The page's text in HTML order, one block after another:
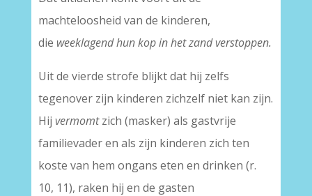
machteloosheid van de kinderen,
die weeklagend hun kop in het zand verstoppen.
Uit de vierde strofe blijkt dat hij zelfs
tegenover zijn kinderen zichzelf niet kan zijn.
Hij vermomtzich (masker) als gastvrije
familievader en als zijn kinderen zich ten
koste van hem ongans eten en drinken (r.
10, 11), raken hij en de gasten